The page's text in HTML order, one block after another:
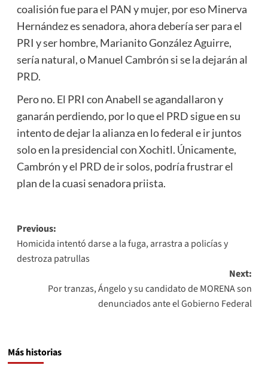
coalisión fue para el PAN y mujer, por eso Minerva
Hernández es senadora, ahora debería ser para el
PRI y ser hombre, Marianito González Aguirre,
sería natural, o Manuel Cambrón si se la dejarán al
PRD.
Pero no. El PRI con Anabell se agandallaron y
ganarán perdiendo, por lo que el PRD sigue en su
intento de dejar la alianza en lo federal e ir juntos
solo en la presidencial con Xochitl. Únicamente,
Cambrón y el PRD de ir solos, podría frustrar el
plan de la cuasi senadora priista.
Post
navigation
Previous:
Homicida intentó darse a la fuga, arrastra a policías y
destroza patrullas
Next:
Por tranzas, Ángelo y su candidato de MORENA son
denunciados ante el Gobierno Federal
Más historias